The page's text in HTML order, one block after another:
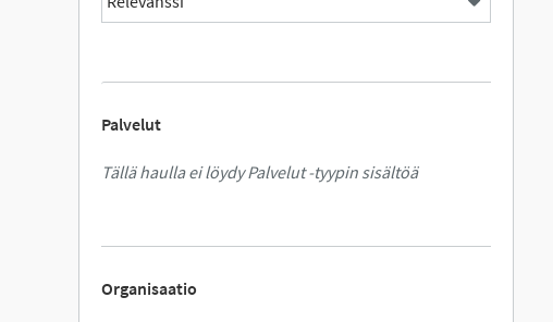
Palvelut
Tällä haulla ei löydy Palvelut -tyypin sisältöä
Organisaatio